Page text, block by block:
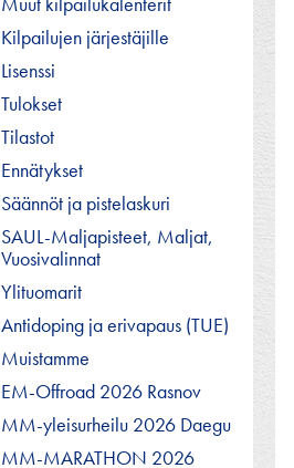
Kilpailujen järjestäjille
Lisenssi
Tulokset
Tilastot
Ennätykset
Säännöt ja pistelaskuri
SAUL-Maljapisteet, Maljat,
Vuosivalinnat
Ylituomarit
Antidoping ja erivapaus (TUE)
Muistamme
EM-Offroad 2026 Rasnov
MM-yleisurheilu 2026 Daegu
MM-MARATHON 2026